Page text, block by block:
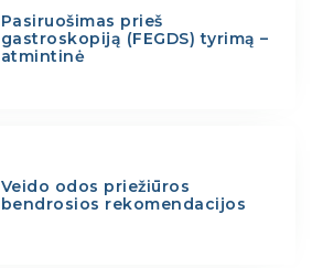
Pasiruošimas prieš
gastroskopiją (FEGDS) tyrimą –
atmintinė
Veido odos priežiūros
bendrosios rekomendacijos